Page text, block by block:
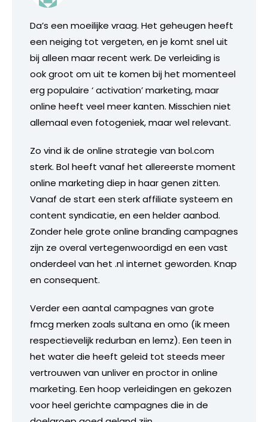
Da’s een moeilijke vraag. Het geheugen heeft
een neiging tot vergeten, en je komt snel uit
bij alleen maar recent werk. De verleiding is
ook groot om uit te komen bij het momenteel
erg populaire ‘ activation’ marketing, maar
online heeft veel meer kanten. Misschien niet
allemaal even fotogeniek, maar wel relevant.
Zo vind ik de online strategie van bol.com
sterk. Bol heeft vanaf het allereerste moment
online marketing diep in haar genen zitten.
Vanaf de start een sterk affiliate systeem en
content syndicatie, en een helder aanbod.
Zonder hele grote online branding campagnes
zijn ze overal vertegenwoordigd en een vast
onderdeel van het .nl internet geworden. Knap
en consequent.
Verder een aantal campagnes van grote
fmcg merken zoals sultana en omo (ik meen
respectievelijk redurban en lemz). Een teen in
het water die heeft geleid tot steeds meer
vertrouwen van unliver en proctor in online
marketing. Een hoop verleidingen en gekozen
voor heel gerichte campagnes die in de